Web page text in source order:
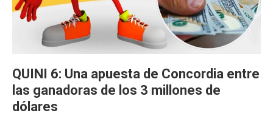
QUINI 6: Una apuesta de Concordia entre
las ganadoras de los 3 millones de
dólares